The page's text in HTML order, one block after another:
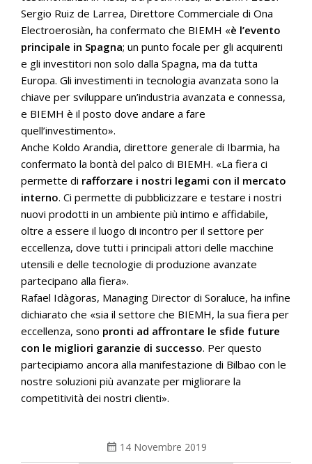
Sergio Ruiz de Larrea, Direttore Commerciale di Ona
Electroerosiàn, ha confermato che BIEMH «è l’evento
principale in Spagna; un punto focale per gli acquirenti
e gli investitori non solo dalla Spagna, ma da tutta
Europa. Gli investimenti in tecnologia avanzata sono la
chiave per sviluppare un’industria avanzata e connessa,
e BIEMH è il posto dove andare a fare
quell’investimento».
Anche Koldo Arandia, direttore generale di Ibarmia, ha
confermato la bontà del palco di BIEMH. «La fiera ci
permette di rafforzare i nostri legami con il mercato
interno. Ci permette di pubblicizzare e testare i nostri
nuovi prodotti in un ambiente più intimo e affidabile,
oltre a essere il luogo di incontro per il settore per
eccellenza, dove tutti i principali attori delle macchine
utensili e delle tecnologie di produzione avanzate
partecipano alla fiera».
Rafael Idàgoras, Managing Director di Soraluce, ha infine
dichiarato che «sia il settore che BIEMH, la sua fiera per
eccellenza, sono pronti ad affrontare le sfide future
con le migliori garanzie di successo. Per questo
partecipiamo ancora alla manifestazione di Bilbao con le
nostre soluzioni più avanzate per migliorare la
competitività dei nostri clienti».
calendar_month 14 Novembre 2019